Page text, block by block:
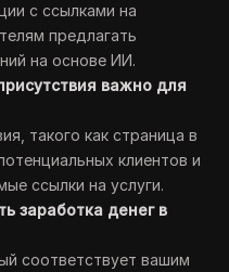
с ссылками на
предлагать
на основе ИИ.
важно для
такого как страница в
клиентов и
ссылки на услуги.
заработка денег в
соответствует вашим